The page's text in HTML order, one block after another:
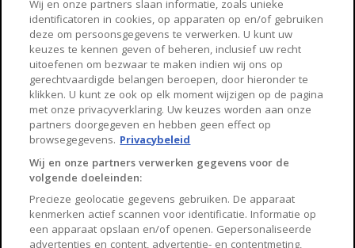
Arnhem
Zwolle
Huisnet
Over Huisnet
Algemene voorwaarden
Privacybeleid
Contact
Sitemap
Wij en onze partners slaan informatie, zoals unieke
identificatoren in cookies, op apparaten op en/of gebruiken
deze om persoonsgegevens te verwerken. U kunt uw
keuzes te kennen geven of beheren, inclusief uw recht
uitoefenen om bezwaar te maken indien wij ons op
gerechtvaardigde belangen beroepen, door hieronder te
klikken. U kunt ze ook op elk moment wijzigen op de pagina
met onze privacyverklaring. Uw keuzes worden aan onze
partners doorgegeven en hebben geen effect op
browsegegevens. Privacybeleid
Wij en onze partners verwerken gegevens voor de
volgende doeleinden:
Precieze geolocatie gegevens gebruiken. De apparaat
kenmerken actief scannen voor identificatie. Informatie op
een apparaat opslaan en/of openen. Gepersonaliseerde
advertenties en content, advertentie- en contentmeting,